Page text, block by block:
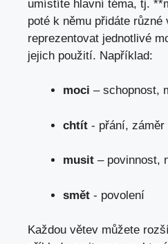
umístíte hlavní‌ téma,‍ tj.
poté ⁢k němu ⁢přidáte různé
reprezentovat⁣ jednotlivé‍
jejich použití.⁤ Například:
moci – schopnost,
chtít ‌- přání,‌ záměr
musit – povinnost,
smět -⁤ povolení
Každou větev⁤ můžete